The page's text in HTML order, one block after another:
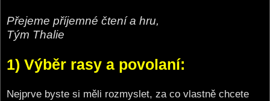
Přejeme příjemné čtení a hru,
Tým Thalie
1) Výběr rasy a povolaní:
Nejprve byste si měli rozmyslet, za co vlastně chcete